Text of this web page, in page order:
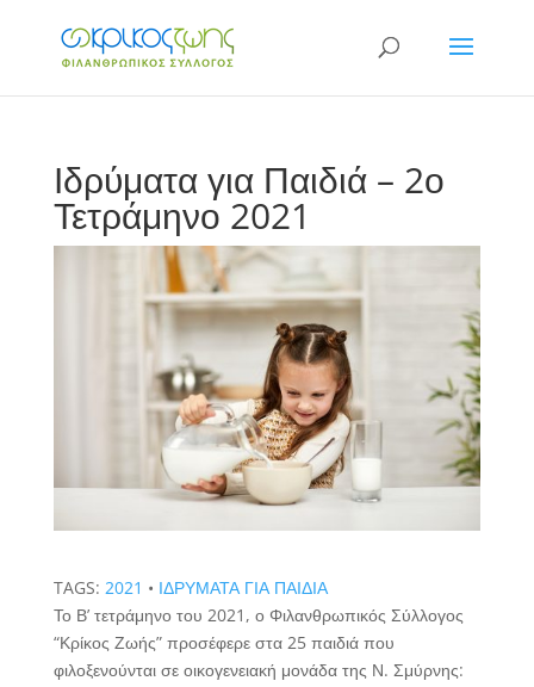
Ιδρύματα για Παιδιά – 2ο
Τετράμηνο 2021
TAGS: 2021 • ΙΔΡΥΜΑΤΑ ΓΙΑ ΠΑΙΔΙΑ
Το Β’ τετράμηνο του 2021, ο Φιλανθρωπικός Σύλλογος
“Κρίκος Ζωής” προσέφερε στα 25 παιδιά που
φιλοξενούνται σε οικογενειακή μονάδα της Ν. Σμύρνης: